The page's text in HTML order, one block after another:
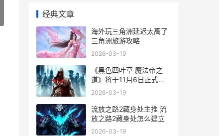
经典文章
海外玩三角洲延迟太高了
三角洲旅游攻略
2026-03-19
《黑色四叶草 魔法帝之
道》将于11月6日正式公
开测试 黑色四叶草完结了
2026-03-19
流放之路2藏身处主推 流
放之路2藏身处怎么建立
2026-03-19